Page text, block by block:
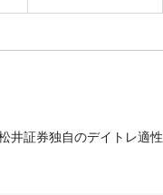
井証券独自のデイトレ適性